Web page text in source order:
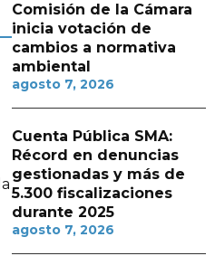
Comisión de la Cámara
inicia votación de
cambios a normativa
ambiental
agosto 7, 2026
Cuenta Pública SMA:
Récord en denuncias
gestionadas y más de
5.300 fiscalizaciones
durante 2025
agosto 7, 2026